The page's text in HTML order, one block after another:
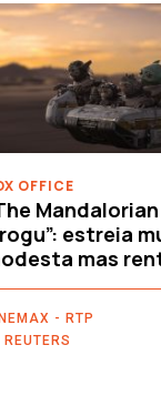
OFFICE
estreia
mas
- RTP